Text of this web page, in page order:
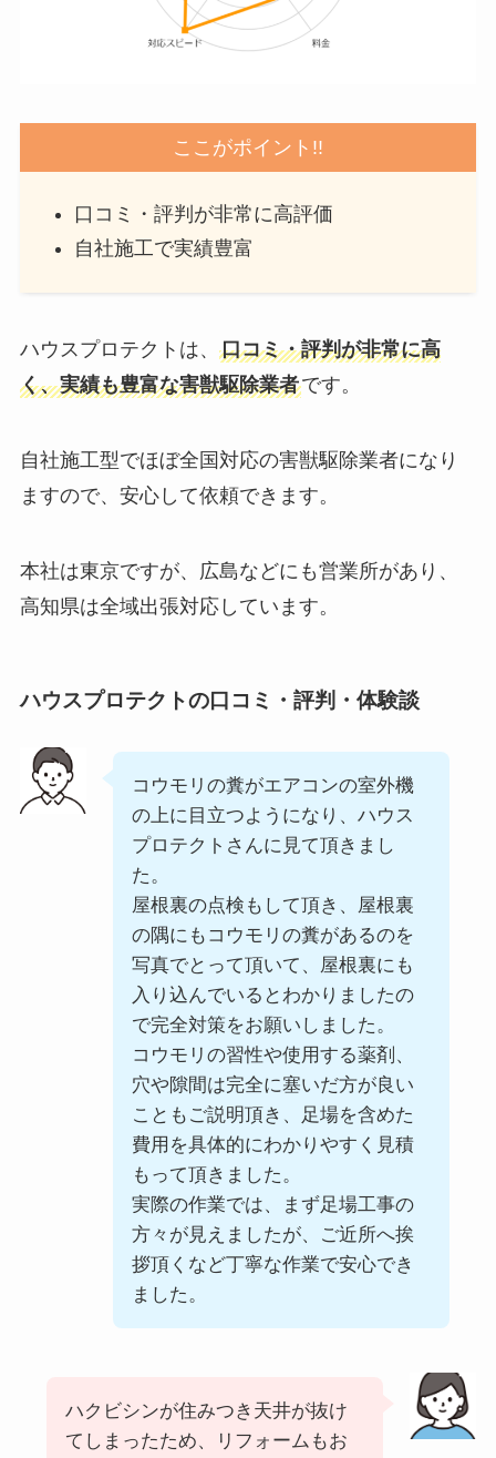
ここがポイント!!
口コミ・評判が非常に高評価
自社施工で実績豊富
ハウスプロテクトは、 口コミ・評判が非常に高
く、実績も豊富な害獣駆除業者です。
自社施工型でほぼ全国対応の害獣駆除業者になり
ますので、安心して依頼できます。
本社は東京ですが、広島などにも営業所があり、
高知県は全域出張対応しています。
ハウスプロテクトの口コミ・評判・体験談
コウモリの糞がエアコンの室外機
の上に目立つようになり、ハウス
プロテクトさんに見て頂きまし
た。
屋根裏の点検もして頂き、屋根裏
の隅にもコウモリの糞があるのを
写真でとって頂いて、屋根裏にも
入り込んでいるとわかりましたの
で完全対策をお願いしました。
コウモリの習性や使用する薬剤、
穴や隙間は完全に塞いだ方が良い
こともご説明頂き、足場を含めた
費用を具体的にわかりやすく見積
もって頂きました。
実際の作業では、まず足場工事の
方々が見えましたが、ご近所へ挨
拶頂くなど丁寧な作業で安心でき
ました。
ハクビシンが住みつき天井が抜け
てしまったため、リフォームもお